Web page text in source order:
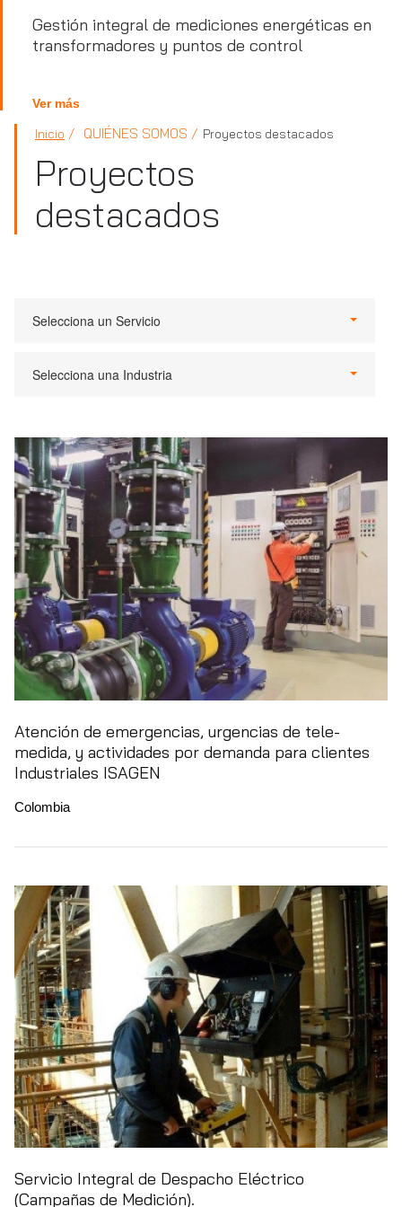
Gestión integral de mediciones energéticas en
transformadores y puntos de control
Ver más
Inicio QUIÉNES SOMOS Proyectos destacados
Proyectos
destacados
Selecciona un Servicio
Selecciona una Industria
Atención de emergencias, urgencias de tele-
medida, y actividades por demanda para clientes
Industriales ISAGEN
Colombia
Servicio Integral de Despacho Eléctrico
(Campañas de Medición).